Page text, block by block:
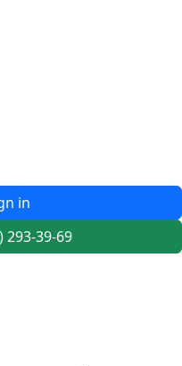
in
293-39-69